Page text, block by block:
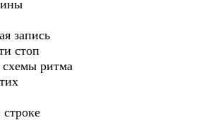
запись
стоп
ритма